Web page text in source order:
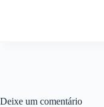
Deixe um comentário